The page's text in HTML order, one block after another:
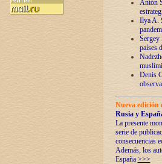
Antón
Ilya A.
Sergey
países
Denis
Nueva
Rusia y
La presente
serie de
consecuencias
Además, los
España >>>